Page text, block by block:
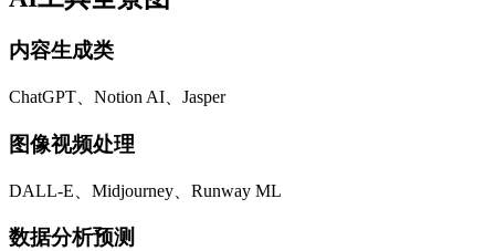
内容生成类
ChatGPT、Notion AI、Jasper
图像视频处理
DALL-E、Midjourney、Runway ML
数据分析预测